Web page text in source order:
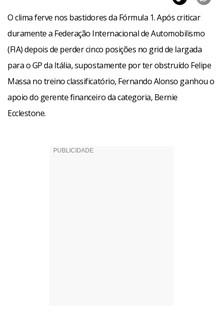
O clima ferve nos bastidores da Fórmula 1. Após criticar
duramente a Federação Internacional de Automobilismo
(FIA) depois de perder cinco posições no grid de largada
para o GP da Itália, supostamente por ter obstruído Felipe
Massa no treino classificatório, Fernando Alonso ganhou o
apoio do gerente financeiro da categoria, Bernie
Ecclestone.